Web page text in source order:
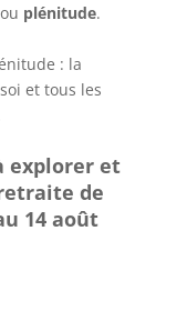
plénitude.
: la
et tous les
explorer et
de
14 août